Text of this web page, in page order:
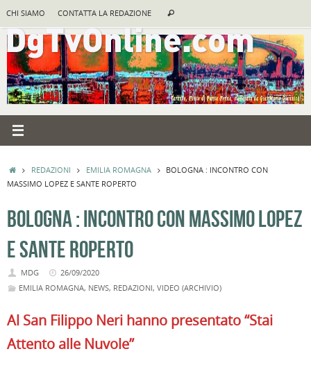
contenuto
CHI SIAMO CONTATTA LA REDAZIONE Cerca
HOMEREDAZIONI EMILIA ROMAGNA
BOLOGNA : INCONTRO CON
MASSIMO LOPEZ E SANTE ROPERTO
BOLOGNA : INCONTRO CON MASSIMO LOPEZ
E SANTE ROPERTO
MDG
26/09/2020
EMILIA ROMAGNA, NEWS, REDAZIONI, VIDEO (ARCHIVIO)
Al San Filippo Neri hanno presentato “Stai
Attento alle Nuvole”